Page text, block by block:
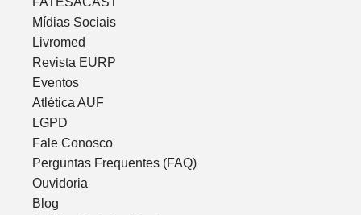
Mídias Sociais
Livromed
Revista EURP
Eventos
Atlética AUF
LGPD
Fale Conosco
Perguntas Frequentes (FAQ)
Ouvidoria
Blog